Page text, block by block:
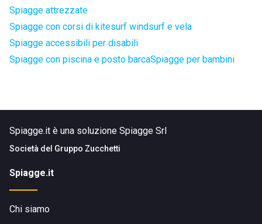
Spiagge attrezzate
Spiagge con corsi di kitesurf windsurf e vela
Spiagge accessibili per disabili
Spiagge con piscina e posto barcaSpiagge per bambini
Spiagge.it è una soluzione Spiagge Srl
Società del Gruppo Zucchetti
Spiagge.it
Chi siamo